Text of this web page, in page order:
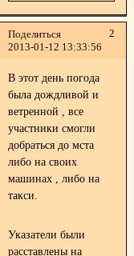
Поделиться
2
2013-01-12 13:33:56
В этот день погода
была дождливой и
ветренной , все
участники смогли
добраться до мста
либо на своих
машинах , либо на
такси.
Указатели были
расставлены на